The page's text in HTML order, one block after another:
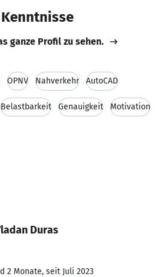
ganze Profil zu sehen.
ÖPNV Nahverkehr AutoCAD
Belastbarkeit Genauigkeit Motivation
Duras
2 Monate, seit Juli 2023